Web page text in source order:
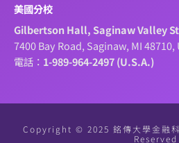
美國分校
Gilbertson Hall, Saginaw Valley
7400 Bay Road, Saginaw, MI 48710,
電話： 1-989-964-2497 (U.S.A.)
Copyright © 2025 銘傳大學金融
Reserved